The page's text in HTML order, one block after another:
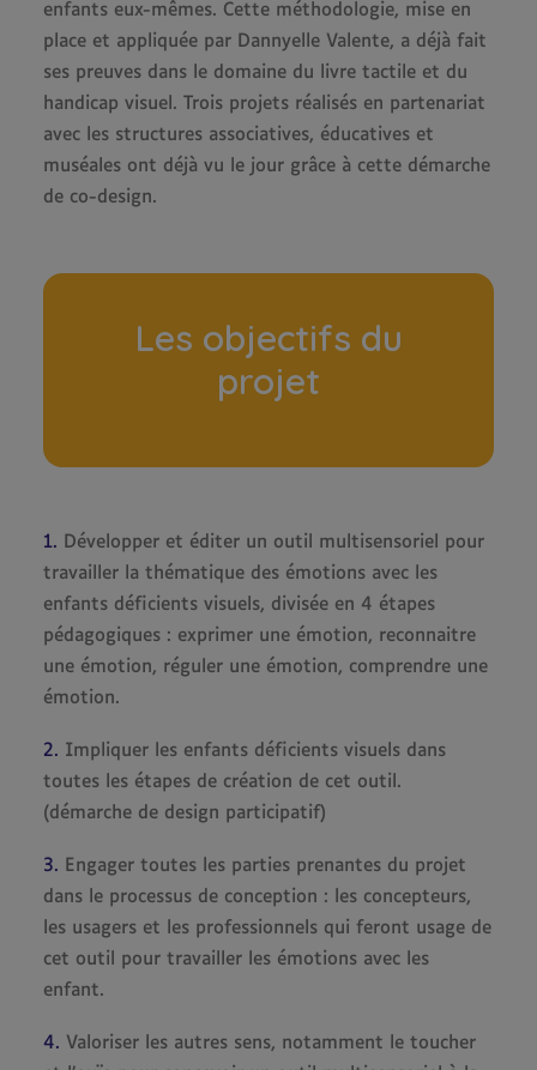
enfants eux-mêmes. Cette méthodologie, mise en
place et appliquée par Dannyelle Valente, a déjà fait
ses preuves dans le domaine du livre tactile et du
handicap visuel. Trois projets réalisés en partenariat
avec les structures associatives, éducatives et
muséales ont déjà vu le jour grâce à cette démarche
de co-design.
Les objectifs du
projet
1. Développer et éditer un outil multisensoriel pour
travailler la thématique des émotions avec les
enfants déficients visuels, divisée en 4 étapes
pédagogiques : exprimer une émotion, reconnaitre
une émotion, réguler une émotion, comprendre une
émotion.
2. Impliquer les enfants déficients visuels dans
toutes les étapes de création de cet outil.
(démarche de design participatif)
3. Engager toutes les parties prenantes du projet
dans le processus de conception : les concepteurs,
les usagers et les professionnels qui feront usage de
cet outil pour travailler les émotions avec les
enfant.
4. Valoriser les autres sens, notamment le toucher